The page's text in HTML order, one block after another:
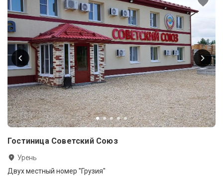
Гостиница Советский Союз
Урень
Двух местный номер "Грузия"